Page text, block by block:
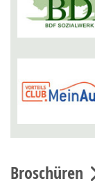
Broschüren